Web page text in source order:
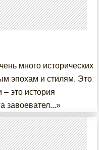
много исторических
эпохам и стилям. Это
это история
завоевател...»